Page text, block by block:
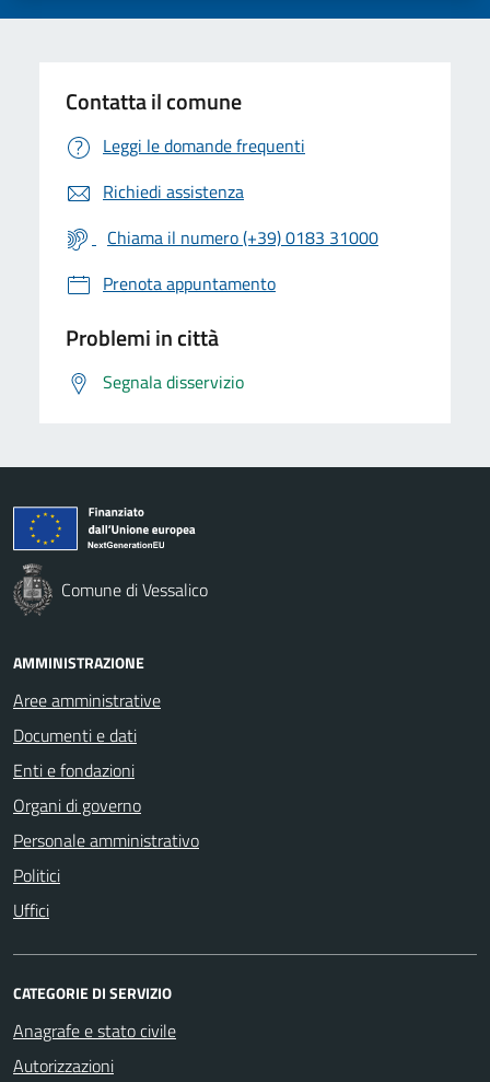
Contatta il comune
Leggi le domande frequenti
Richiedi assistenza
Chiama il numero (+39) 0183 31000
Prenota appuntamento
Problemi in città
Segnala disservizio
Comune di Vessalico
AMMINISTRAZIONE
Aree amministrative
Documenti e dati
Enti e fondazioni
Organi di governo
Personale amministrativo
Politici
Uffici
CATEGORIE DI SERVIZIO
Anagrafe e stato civile
Autorizzazioni